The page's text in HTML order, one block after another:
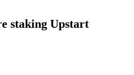
staking Upstart